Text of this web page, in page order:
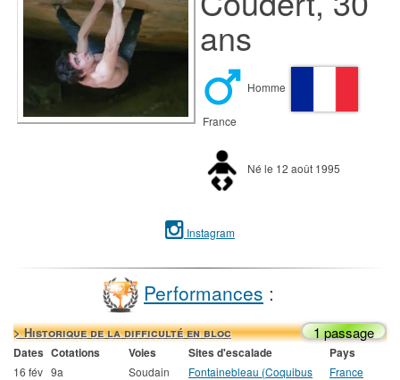
ans
Homme
France
Né le 12 août 1995
Instagram
Performances :
> Historique de la difficulté en bloc 1 passage
Dates Cotations Voies Sites d'escalade Pays
16 fév 9a
Soudain
Fontainebleau (Coquibus
France